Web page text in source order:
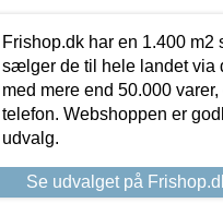
Frishop.dk har en 1.400
sælger de til hele landet via
med mere end 50.000
telefon. Webshoppen er
udvalg.
Se udvalget på